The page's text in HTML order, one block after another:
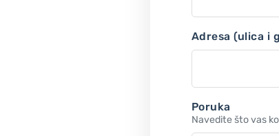
Adresa (ulica i
Poruka
Navedite što vas